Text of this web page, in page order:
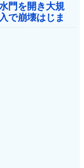
門を開き大規
で崩壊はじま